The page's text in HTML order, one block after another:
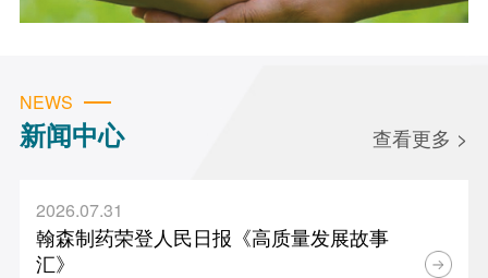
NEWS
新闻中心 查看更多 >
2026.07.31
翰森制药荣登人民日报《高质量发展故事
汇》